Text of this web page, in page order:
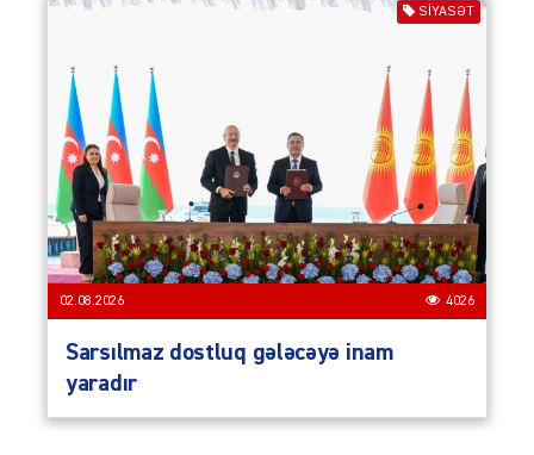
SIYASƏT
02.08.2026 4026
Sarsılmaz dostluq gələcəyə inam
yaradır